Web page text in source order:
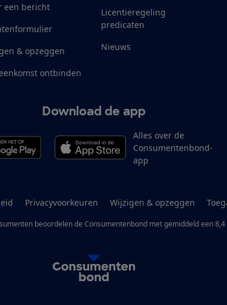
een bericht
& opzeggen
ontbinden
Licentieregeling
predicaten
Nieuws
Download de app
Alles over de
Consumentenbond-
app
Privacyvoorkeuren Wijzigen & opzeggen
beoordelen de Consumentenbondmet gemiddeld een 8,4